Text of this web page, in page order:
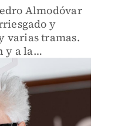
Almodóvar
y
varias tramas.
y a la
proceso